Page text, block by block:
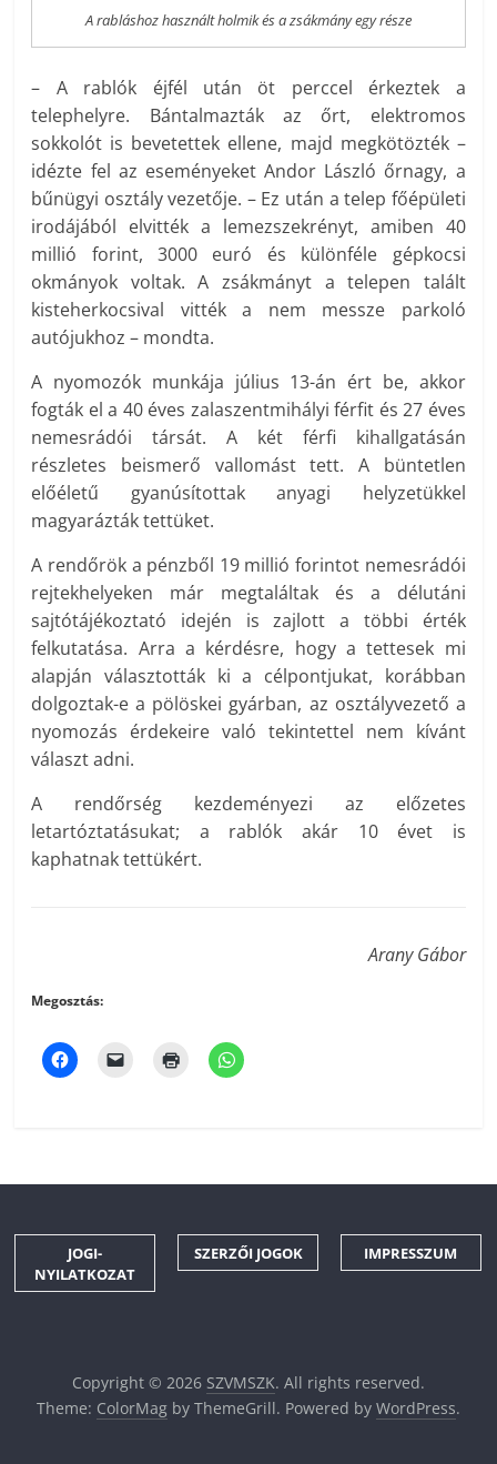
A rabláshoz használt holmik és a zsákmány egy része
– A rablók éjfél után öt perccel érkeztek a
telephelyre. Bántalmazták az őrt, elektromos
sokkolót is bevetettek ellene, majd megkötözték –
idézte fel az eseményeket Andor László őrnagy, a
bűnügyi osztály vezetője. – Ez után a telep főépületi
irodájából elvitték a lemezszekrényt, amiben 40
millió forint, 3000 euró és különféle gépkocsi
okmányok voltak. A zsákmányt a telepen talált
kisteherkocsival vitték a nem messze parkoló
autójukhoz – mondta.
A nyomozók munkája július 13-án ért be, akkor
fogták el a 40 éves zalaszentmihályi férfit és 27 éves
nemesrádói társát. A két férfi kihallgatásán
részletes beismerő vallomást tett. A büntetlen
előéletű gyanúsítottak anyagi helyzetükkel
magyarázták tettüket.
A rendőrök a pénzből 19 millió forintot nemesrádói
rejtekhelyeken már megtaláltak és a délutáni
sajtótájékoztató idején is zajlott a többi érték
felkutatása. Arra a kérdésre, hogy a tettesek mi
alapján választották ki a célpontjukat, korábban
dolgoztak-e a pölöskei gyárban, az osztályvezető a
nyomozás érdekeire való tekintettel nem kívánt
választ adni.
A rendőrség kezdeményezi az előzetes
letartóztatásukat; a rablók akár 10 évet is
kaphatnak tettükért.
Arany Gábor
Megosztás:
JOGI-
NYILATKOZAT
SZERZŐI JOGOK IMPRESSZUM
Copyright © 2026 SZVMSZK. All rights reserved.
Theme: ColorMagby ThemeGrill. Powered by WordPress.